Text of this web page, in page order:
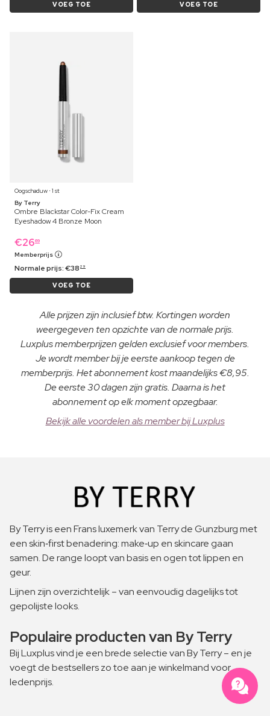
VOEG TOE VOEG TOE
Oogschaduw ⋅ 1 st
By Terry
Ombre Blackstar Color-Fix Cream
Eyeshadow 4 Bronze Moon
€2669
Memberprijs
Normale prijs:€38 29
VOEG TOE
Alle prijzen zijn inclusief btw. Kortingen worden
weergegeven ten opzichte van de normale prijs.
Luxplus memberprijzen gelden exclusief voor members.
Je wordt member bij je eerste aankoop tegen de
memberprijs. Het abonnement kost maandelijks €8,95.
De eerste 30 dagen zijn gratis. Daarna is het
abonnement op elk moment opzegbaar.
Bekijk alle voordelen als member bij Luxplus
By Terry is een Frans luxemerk van Terry de Gunzburg met
een skin‑first benadering: make‑up en skincare gaan
samen. De range loopt van basis en ogen tot lippen en
geur.
Lijnen zijn overzichtelijk – van eenvoudig dagelijks tot
gepolijste looks.
Populaire producten van By Terry
Bij Luxplus vind je een brede selectie van By Terry – en je
voegt de bestsellers zo toe aan je winkelmand voor
ledenprijs.